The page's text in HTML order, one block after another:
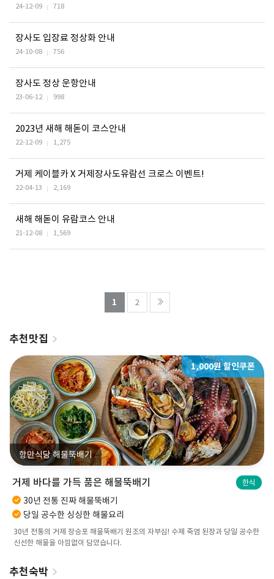
24-12-09 718
장사도 입장료 정상화 안내
24-10-08 756
장사도 정상 운항안내
23-06-12 998
2023년 새해 해돋이 코스안내
22-12-09 1,275
거제 케이블카 X 거제장사도유람선 크로스 이벤트!
22-04-13 2,169
새해 해돋이 유람코스 안내
21-12-08 1,569
열린1 페이지
2페이지
추천맛집
1,000원 할인쿠폰
항만식당 해물뚝배기
거제 바다를 가득 품은 해물뚝배기 한식
30년 전통 진짜 해물뚝배기
당일 공수한 싱싱한 해물요리
30년 전통의 거제 장승포 해물뚝배기 원조의 자부심! 수제 죽염 된장과 당일 공수한
신선한 해물을 아낌없이 담았습니다.
추천숙박